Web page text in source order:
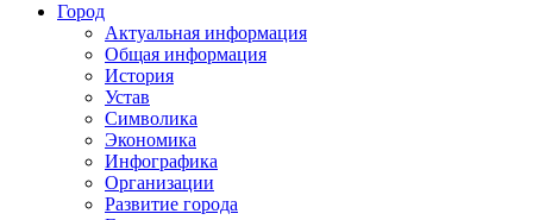
Город
Актуальная информация
Общая информация
История
Устав
Символика
Экономика
Инфографика
Организации
Развитие города